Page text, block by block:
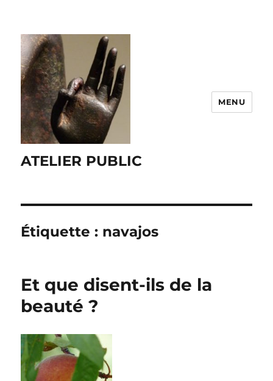
ATELIER PUBLIC
MENU
Étiquette : navajos
Et que disent-ils de la
beauté ?